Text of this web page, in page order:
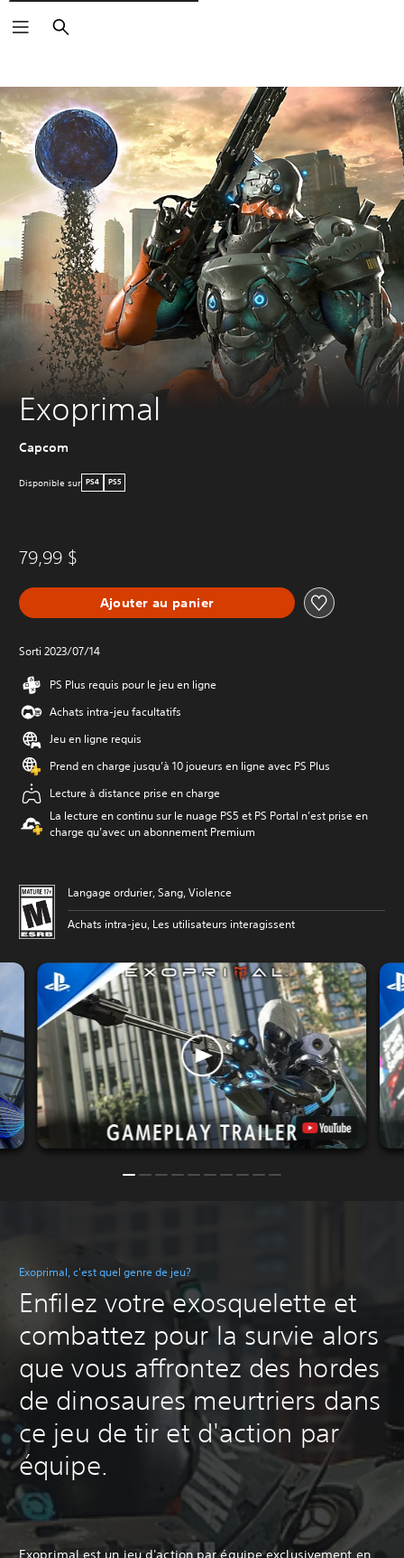
Rechercher
Exoprimal
Capcom
Disponible sur PS4 PS5
79,99 $
Ajouter au panier
Sorti 2023/07/14
PS Plus requis pour le jeu en ligne
Achats intra-jeu facultatifs
Jeu en ligne requis
Prend en charge jusqu’à 10 joueurs en ligne avec PS Plus
Lecture à distance prise en charge
La lecture en continu sur le nuage PS5 et PS Portal n’est prise en
charge qu’avec un abonnement Premium
Langage ordurier, Sang, Violence
Achats intra-jeu, Les utilisateurs interagissent
Exoprimal, c'est quel genre de jeu?
Enfilez votre exosquelette et
combattez pour la survie alors
que vous affrontez des hordes
de dinosaures meurtriers dans
ce jeu de tir et d'action par
équipe.
Exoprimal est un jeu d'action par équipe exclusivement en